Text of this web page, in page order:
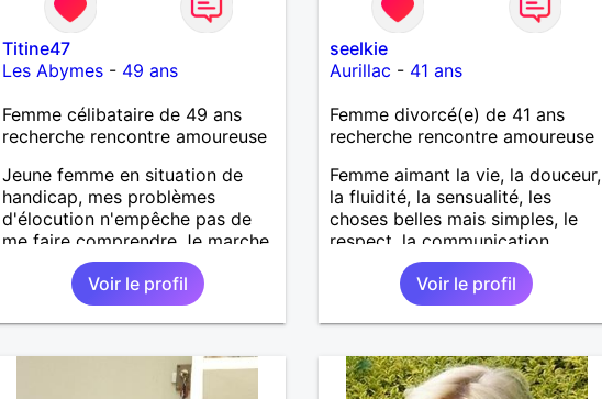
Titine47
Les Abymes- 49 ans
Femme célibataire de 49 ans
recherche rencontre amoureuse
Jeune femme en situation de
handicap, mes problèmes
d'élocution n'empêche pas de
me faire comprendre Je marche
en boitant, j'ai une jambe un peu
de travers. Si pour toi l'handicap
n'est pas un obstacle, alors
n'hésites pas!
Voir le profil
seelkie
Aurillac - 41 ans
Femme divorcé(e) de 41 ans
recherche rencontre amoureuse
Femme aimant la vie, la douceur,
la fluidité, la sensualité, les
choses belles mais simples, le
respect, la communication,
l'humour, les rires. Recherche
une belle relation.
Voir le profil